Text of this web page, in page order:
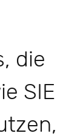
die
SIE